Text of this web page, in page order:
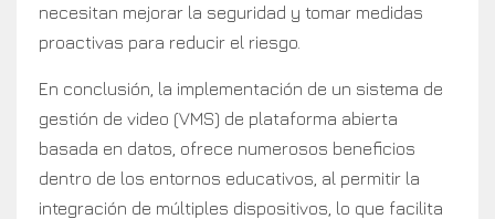
necesitan mejorar la seguridad y tomar medidas
proactivas para reducir el riesgo.
En conclusión, la implementación de un sistema de
gestión de video (VMS) de plataforma abierta
basada en datos, ofrece numerosos beneficios
dentro de los entornos educativos, al permitir la
integración de múltiples dispositivos, lo que facilita